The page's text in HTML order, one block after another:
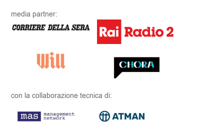
media partner:
con la collaborazione tecnica di: